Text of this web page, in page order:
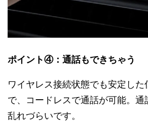
ポイント④：通話もできちゃう
ワイヤレス接続状態でも安定した
で、コードレスで通話が可能。通
乱れづらいです。